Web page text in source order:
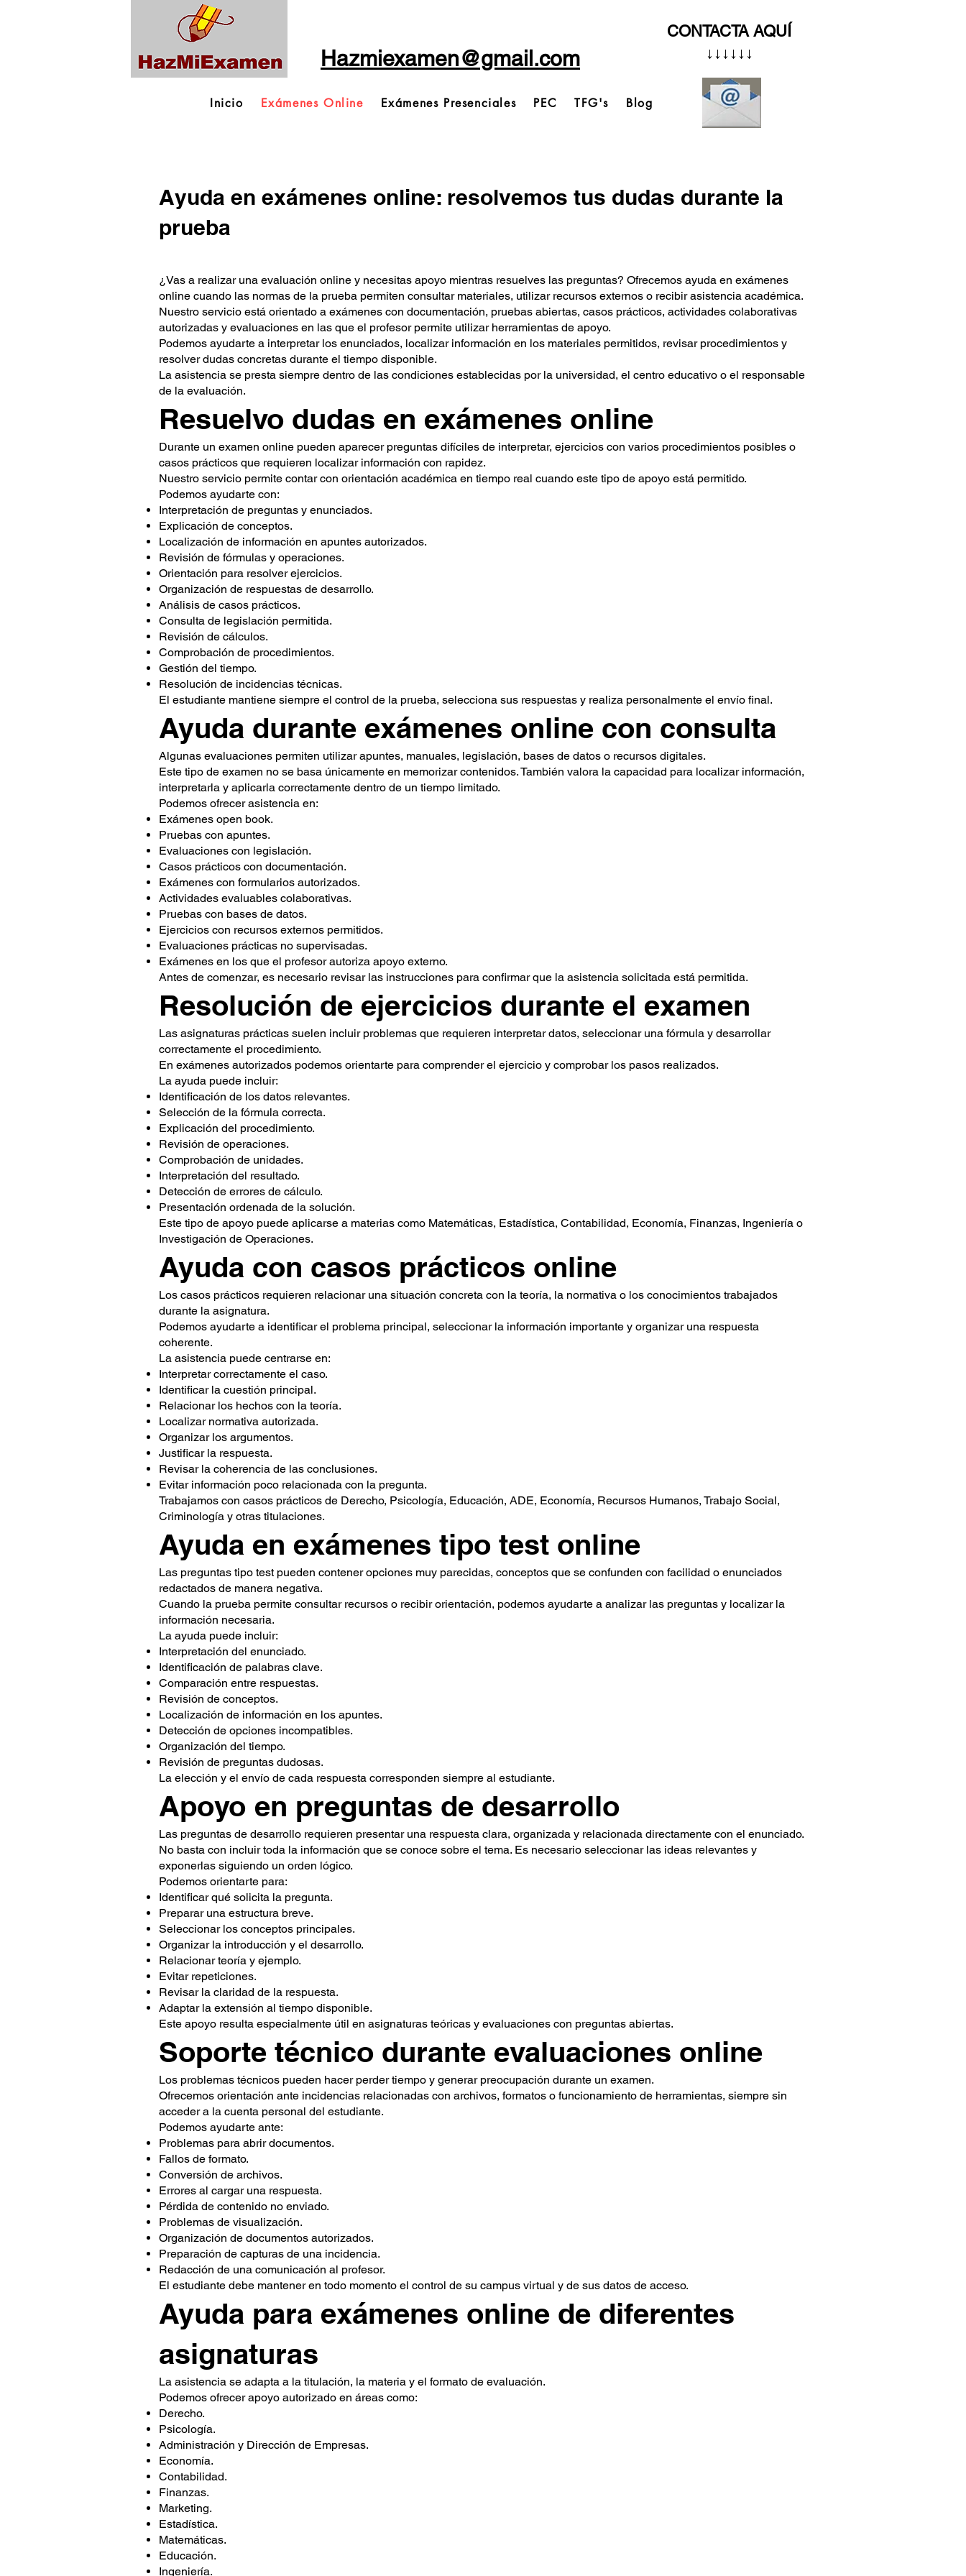
Hazmiexamen@gmail.com
CONTACTA AQUÍ
↓↓↓↓↓↓
Inicio Exámenes Online Exámenes Presenciales PEC TFG's Blog
Ayuda en exámenes online: resolvemos tus dudas durante la
prueba
¿Vas a realizar una evaluación online y necesitas apoyo mientras resuelves las preguntas? Ofrecemos ayuda en exámenes
online cuando las normas de la prueba permiten consultar materiales, utilizar recursos externos o recibir asistencia académica.
Nuestro servicio está orientado a exámenes con documentación, pruebas abiertas, casos prácticos, actividades colaborativas
autorizadas y evaluaciones en las que el profesor permite utilizar herramientas de apoyo.
Podemos ayudarte a interpretar los enunciados, localizar información en los materiales permitidos, revisar procedimientos y
resolver dudas concretas durante el tiempo disponible.
La asistencia se presta siempre dentro de las condiciones establecidas por la universidad, el centro educativo o el responsable
de la evaluación.
Resuelvo dudas en exámenes online
Durante un examen online pueden aparecer preguntas difíciles de interpretar, ejercicios con varios procedimientos posibles o
casos prácticos que requieren localizar información con rapidez.
Nuestro servicio permite contar con orientación académica en tiempo real cuando este tipo de apoyo está permitido.
Podemos ayudarte con:
Interpretación de preguntas y enunciados.
Explicación de conceptos.
Localización de información en apuntes autorizados.
Revisión de fórmulas y operaciones.
Orientación para resolver ejercicios.
Organización de respuestas de desarrollo.
Análisis de casos prácticos.
Consulta de legislación permitida.
Revisión de cálculos.
Comprobación de procedimientos.
Gestión del tiempo.
Resolución de incidencias técnicas.
El estudiante mantiene siempre el control de la prueba, selecciona sus respuestas y realiza personalmente el envío final.
Ayuda durante exámenes online con consulta
Algunas evaluaciones permiten utilizar apuntes, manuales, legislación, bases de datos o recursos digitales.
Este tipo de examen no se basa únicamente en memorizar contenidos. También valora la capacidad para localizar información,
interpretarla y aplicarla correctamente dentro de un tiempo limitado.
Podemos ofrecer asistencia en:
Exámenes open book.
Pruebas con apuntes.
Evaluaciones con legislación.
Casos prácticos con documentación.
Exámenes con formularios autorizados.
Actividades evaluables colaborativas.
Pruebas con bases de datos.
Ejercicios con recursos externos permitidos.
Evaluaciones prácticas no supervisadas.
Exámenes en los que el profesor autoriza apoyo externo.
Antes de comenzar, es necesario revisar las instrucciones para confirmar que la asistencia solicitada está permitida.
Resolución de ejercicios durante el examen
Las asignaturas prácticas suelen incluir problemas que requieren interpretar datos, seleccionar una fórmula y desarrollar
correctamente el procedimiento.
En exámenes autorizados podemos orientarte para comprender el ejercicio y comprobar los pasos realizados.
La ayuda puede incluir:
Identificación de los datos relevantes.
Selección de la fórmula correcta.
Explicación del procedimiento.
Revisión de operaciones.
Comprobación de unidades.
Interpretación del resultado.
Detección de errores de cálculo.
Presentación ordenada de la solución.
Este tipo de apoyo puede aplicarse a materias como Matemáticas, Estadística, Contabilidad, Economía, Finanzas, Ingeniería o
Investigación de Operaciones.
Ayuda con casos prácticos online
Los casos prácticos requieren relacionar una situación concreta con la teoría, la normativa o los conocimientos trabajados
durante la asignatura.
Podemos ayudarte a identificar el problema principal, seleccionar la información importante y organizar una respuesta
coherente.
La asistencia puede centrarse en:
Interpretar correctamente el caso.
Identificar la cuestión principal.
Relacionar los hechos con la teoría.
Localizar normativa autorizada.
Organizar los argumentos.
Justificar la respuesta.
Revisar la coherencia de las conclusiones.
Evitar información poco relacionada con la pregunta.
Trabajamos con casos prácticos de Derecho, Psicología, Educación, ADE, Economía, Recursos Humanos, Trabajo Social,
Criminología y otras titulaciones.
Ayuda en exámenes tipo test online
Las preguntas tipo test pueden contener opciones muy parecidas, conceptos que se confunden con facilidad o enunciados
redactados de manera negativa.
Cuando la prueba permite consultar recursos o recibir orientación, podemos ayudarte a analizar las preguntas y localizar la
información necesaria.
La ayuda puede incluir:
Interpretación del enunciado.
Identificación de palabras clave.
Comparación entre respuestas.
Revisión de conceptos.
Localización de información en los apuntes.
Detección de opciones incompatibles.
Organización del tiempo.
Revisión de preguntas dudosas.
La elección y el envío de cada respuesta corresponden siempre al estudiante.
Apoyo en preguntas de desarrollo
Las preguntas de desarrollo requieren presentar una respuesta clara, organizada y relacionada directamente con el enunciado.
No basta con incluir toda la información que se conoce sobre el tema. Es necesario seleccionar las ideas relevantes y
exponerlas siguiendo un orden lógico.
Podemos orientarte para:
Identificar qué solicita la pregunta.
Preparar una estructura breve.
Seleccionar los conceptos principales.
Organizar la introducción y el desarrollo.
Relacionar teoría y ejemplo.
Evitar repeticiones.
Revisar la claridad de la respuesta.
Adaptar la extensión al tiempo disponible.
Este apoyo resulta especialmente útil en asignaturas teóricas y evaluaciones con preguntas abiertas.
Soporte técnico durante evaluaciones online
Los problemas técnicos pueden hacer perder tiempo y generar preocupación durante un examen.
Ofrecemos orientación ante incidencias relacionadas con archivos, formatos o funcionamiento de herramientas, siempre sin
acceder a la cuenta personal del estudiante.
Podemos ayudarte ante:
Problemas para abrir documentos.
Fallos de formato.
Conversión de archivos.
Errores al cargar una respuesta.
Pérdida de contenido no enviado.
Problemas de visualización.
Organización de documentos autorizados.
Preparación de capturas de una incidencia.
Redacción de una comunicación al profesor.
El estudiante debe mantener en todo momento el control de su campus virtual y de sus datos de acceso.
Ayuda para exámenes online de diferentes
asignaturas
La asistencia se adapta a la titulación, la materia y el formato de evaluación.
Podemos ofrecer apoyo autorizado en áreas como:
Derecho.
Psicología.
Administración y Dirección de Empresas.
Economía.
Contabilidad.
Finanzas.
Marketing.
Estadística.
Matemáticas.
Educación.
Ingeniería.